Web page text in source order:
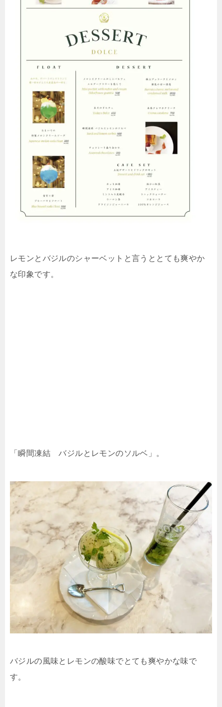
レモンとバジルのシャーベットと言うととても爽やか
な印象です。
「瞬間凍結 バジルとレモンのソルベ」。
バジルの風味とレモンの酸味でとても爽やかな味で
す。